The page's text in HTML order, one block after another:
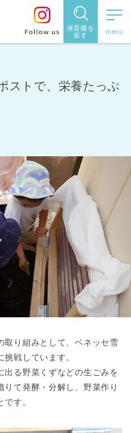
保育園を
探す
育園を探す
都道府県
探す
東京都 全域
ストで、栄養たっぷ
取り組みとして、ベネッセ雪
戦しています。
出る野菜くずなどの生ごみを
りて発酵・分解し、野菜作り
す。